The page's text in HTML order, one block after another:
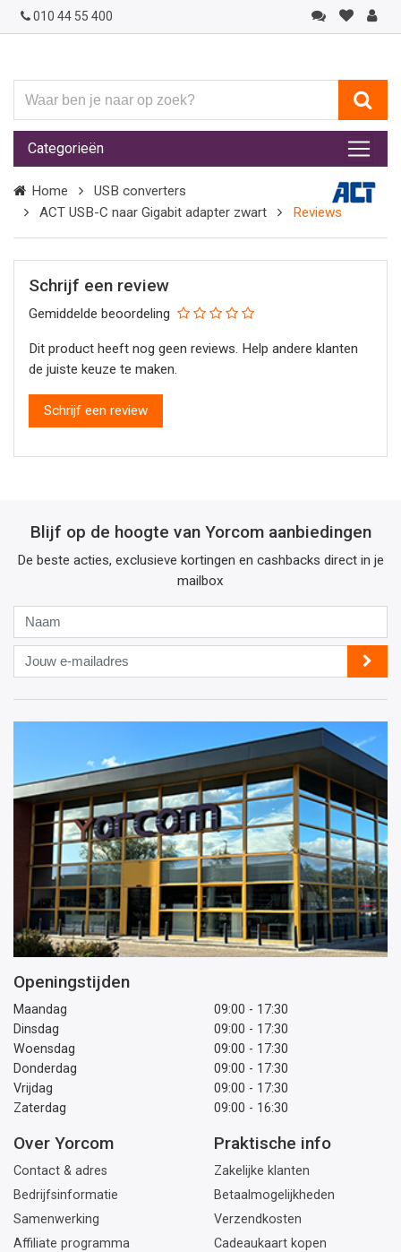
010 44 55 400
ben
je
naar
op
zoek?
Categorieën
Home
USB converters
ACT USB-C naar Gigabit adapter zwart
Reviews
Schrijf een review
Gemiddelde beoordeling
Dit product heeft nog geen reviews. Help andere klanten
de juiste keuze te maken.
Schrijf een review
Blijf op de hoogte van Yorcom aanbiedingen
De beste acties, exclusieve kortingen en cashbacks direct in je
mailbox
Jouw
e-
mailadres
Openingstijden
Maandag
09:00 - 17:30
Dinsdag
09:00 - 17:30
Woensdag
09:00 - 17:30
Donderdag
09:00 - 17:30
Vrijdag
09:00 - 17:30
Zaterdag
09:00 - 16:30
Over Yorcom
Contact & adres
Bedrijfsinformatie
Samenwerking
Affiliate programma
Praktische info
Zakelijke klanten
Betaalmogelijkheden
Verzendkosten
Cadeaukaart kopen